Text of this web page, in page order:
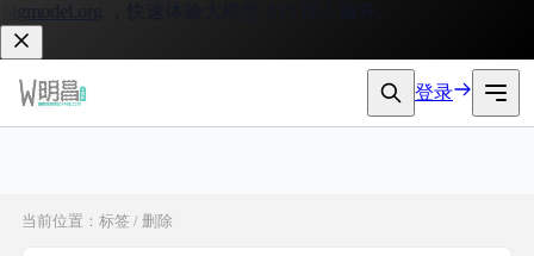
登录
当前位置：标签 / 删除